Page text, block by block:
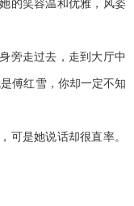
的笑容温和优雅，风姿
走过去，走到大厅中
傅红雪，你却一定不知
是她说话却很直率。